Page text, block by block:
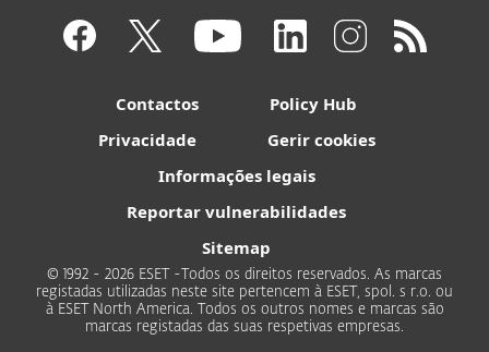
Contactos
Policy Hub
Privacidade
Gerir cookies
Informações legais
Reportar vulnerabilidades
Sitemap
© 1992 - 2026 ESET -Todos os direitos reservados. As marcas
registadas utilizadas neste site pertencem à ESET, spol. s r.o. ou
à ESET North America. Todos os outros nomes e marcas são
marcas registadas das suas respetivas empresas.